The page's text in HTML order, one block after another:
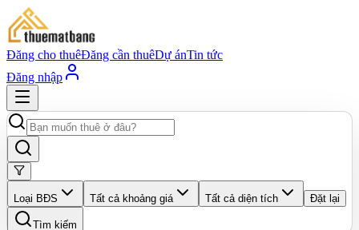
Đăng cho thuêĐăng cần thuêDự ánTin tức
Đăng nhập
Loại BĐS Tất cả khoảng giá Tất cả diện tích Đặt lại
Tìm kiếm